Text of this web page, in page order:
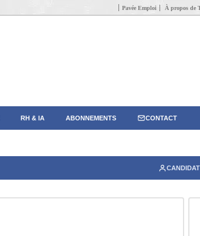
Pavée Emploi À propos de
RH & IA ABONNEMENTS CONTACT
CANDIDAT